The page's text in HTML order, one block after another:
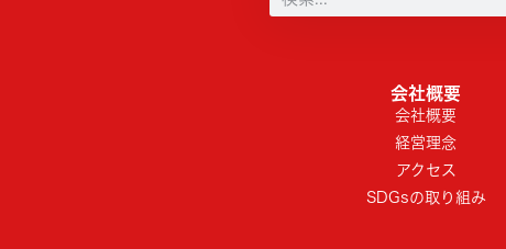
会社概要
会社概要
経営理念
アクセス
SDGsの取り組み